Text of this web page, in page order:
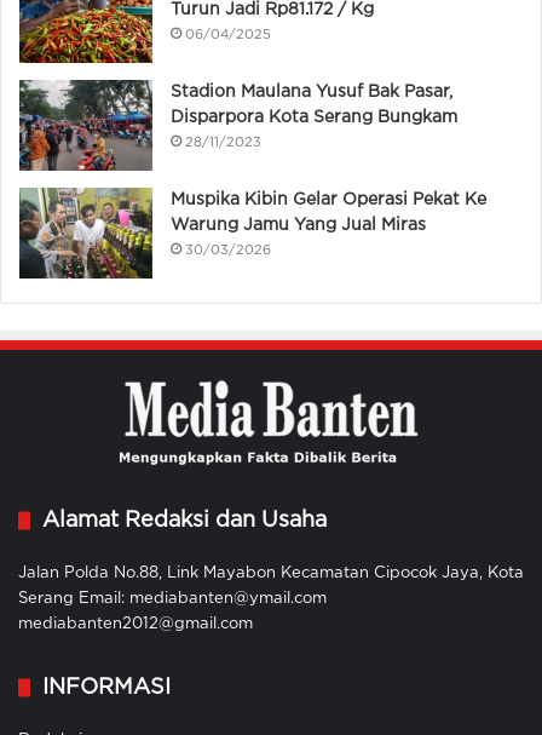
Turun Jadi Rp81.172 / Kg
06/04/2025
Stadion Maulana Yusuf Bak Pasar,
Disparpora Kota Serang Bungkam
28/11/2023
Muspika Kibin Gelar Operasi Pekat Ke
Warung Jamu Yang Jual Miras
30/03/2026
Alamat Redaksi dan Usaha
Jalan Polda No.88, Link Mayabon Kecamatan Cipocok Jaya, Kota
Serang Email: mediabanten@ymail.com
mediabanten2012@gmail.com
INFORMASI